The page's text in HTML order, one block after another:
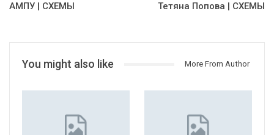
АМПУ | СХЕМЫ Тетяна Попова | СХЕМЫ
You might also like More From Author